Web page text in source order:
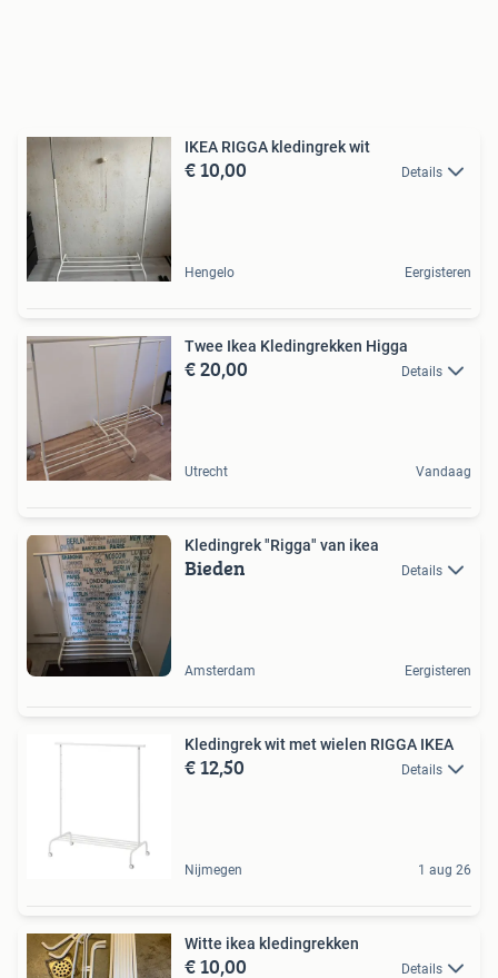
IKEA RIGGA kledingrek wit
€ 10,00 Details
Hengelo Eergisteren
Twee Ikea Kledingrekken Higga
€ 20,00 Details
Utrecht Vandaag
Kledingrek "Rigga" van ikea
Bieden Details
Amsterdam Eergisteren
Kledingrek wit met wielen RIGGA IKEA
€ 12,50 Details
Nijmegen 1 aug 26
Witte ikea kledingrekken
€ 10,00 Details